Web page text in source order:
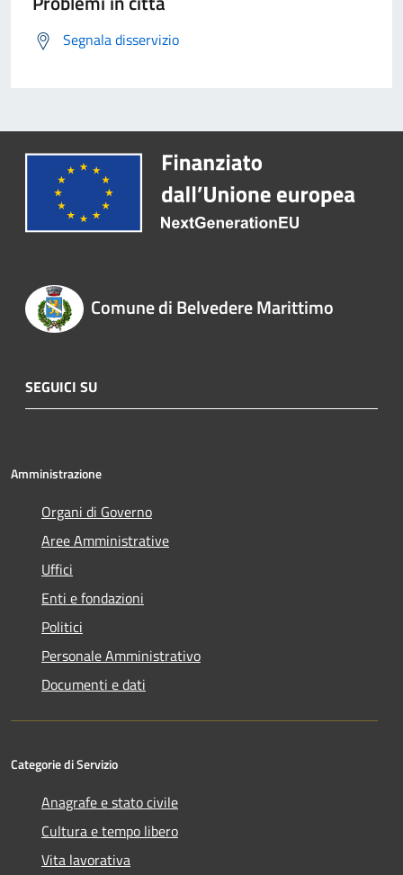
Segnala disservizio
Comune di Belvedere Marittimo
SEGUICI SU
Amministrazione
Organi di Governo
Aree Amministrative
Uffici
Enti e fondazioni
Politici
Personale Amministrativo
Documenti e dati
Categorie di Servizio
Anagrafe e stato civile
Cultura e tempo libero
Vita lavorativa